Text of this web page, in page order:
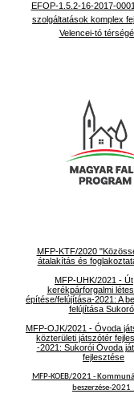
EFOP-1.5.2-16-2017-
szolgáltatások komplex
Velencei-tó
MFP-KTF/2020
átalakítás és
MFP-UHK/2021 -
kerékpárforgalmi
építése/felújítása-2021: A
felújítása
MFP-OJK/2021 - Óvoda
közterületi játszótér
-2021: Sukorói Óvoda
fejlesztése
MFP-KOEB/2021 -
beszerzése-2021